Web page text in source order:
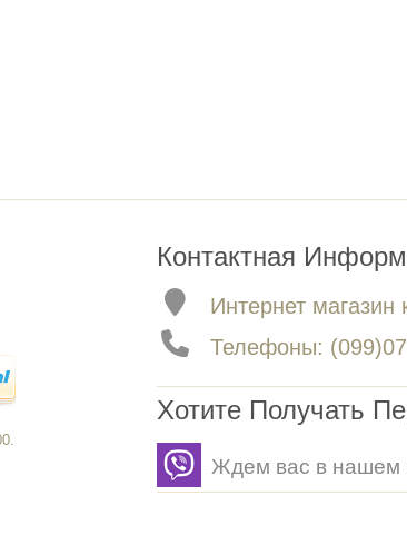
Контактная
Интернет
Телефоны:
Хотите Получать
Ждем вас в нашем